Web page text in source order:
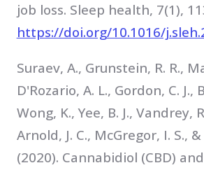
job loss. Sleep health, 7(1),
https://doi.org/10.1016/
Suraev, A., Grunstein, R. R.,
D'Rozario, A. L., Gordon, C. J.,
Wong, K., Yee, B. J., Vandrey,
Arnold, J. C., McGregor, I. S.,
(2020). Cannabidiol (CBD)